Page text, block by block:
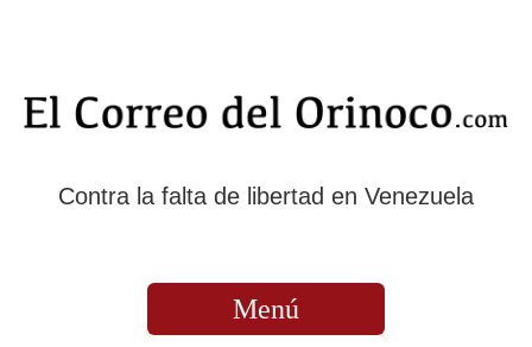
Contra la falta de libertad en Venezuela
Menú